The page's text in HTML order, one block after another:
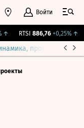
Войти
↑ RTSI 886,76 +0,25%↑
прогнозы